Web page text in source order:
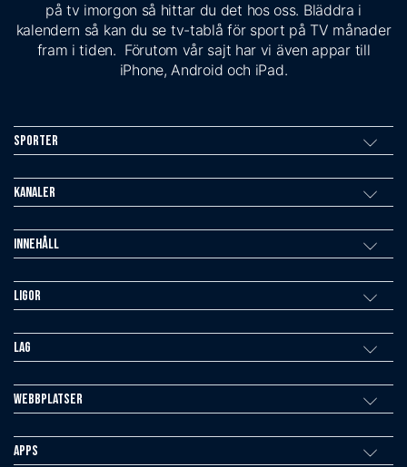
på tv imorgon så hittar du det hos oss. Bläddra i
kalendern så kan du se tv-tablå för sport på TV månader
fram i tiden. Förutom vår sajt har vi även appar till
iPhone, Android och iPad.
Sporter
Kanaler
Innehåll
Ligor
Lag
Webbplatser
Apps